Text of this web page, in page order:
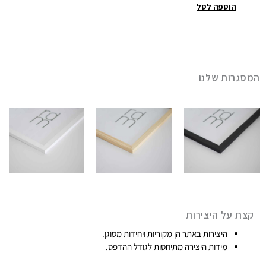
ם
9
ד
הוספה לסל
המסגרות שלנו
קצת על היצירות
היצירות באתר הן מקוריות ויחידות מסוגן​.
מידות היצירה מתיחסות לגודל ההדפס.